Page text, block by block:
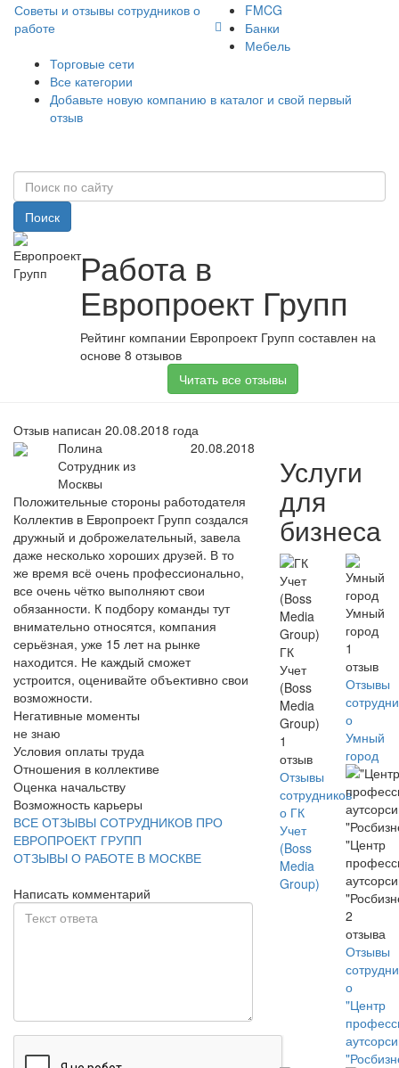
Советы и отзывы сотрудников о
работе
FMCG
Банки
Мебель
Торговые сети
Все категории
Добавьте новую компанию в каталог и свой первый
отзыв
Поиск
Работа в
Европроект Групп
Рейтинг компании Европроект Групп составлен на
основе 8 отзывов
Читать все отзывы
Отзыв написан 20.08.2018 года
Полина
Сотрудник из
Москвы
20.08.2018
Положительные стороны работодателя
Коллектив в Европроект Групп создался
дружный и доброжелательный, завела
даже несколько хороших друзей. В то
же время всё очень профессионально,
все очень чётко выполняют свои
обязанности. К подбору команды тут
внимательно относятся, компания
серьёзная, уже 15 лет на рынке
находится. Не каждый сможет
устроится, оценивайте объективно свои
возможности.
Негативные моменты
не знаю
Условия оплаты труда
Отношения в коллективе
Оценка начальству
Возможность карьеры
ВСЕ ОТЗЫВЫ СОТРУДНИКОВ ПРО
ЕВРОПРОЕКТ ГРУПП
ОТЗЫВЫ О РАБОТЕ В МОСКВЕ
Написать комментарий
Услуги
для
бизнеса
ГК
Учет
(Boss
Media
Group)
1
отзыв
Отзывы
сотрудников
о ГК
Учет
(Boss
Media
Group)
Умный
город
1
отзыв
Отзывы
о
Умный
город
"Центр
2
отзыва
Отзывы
о
"Центр